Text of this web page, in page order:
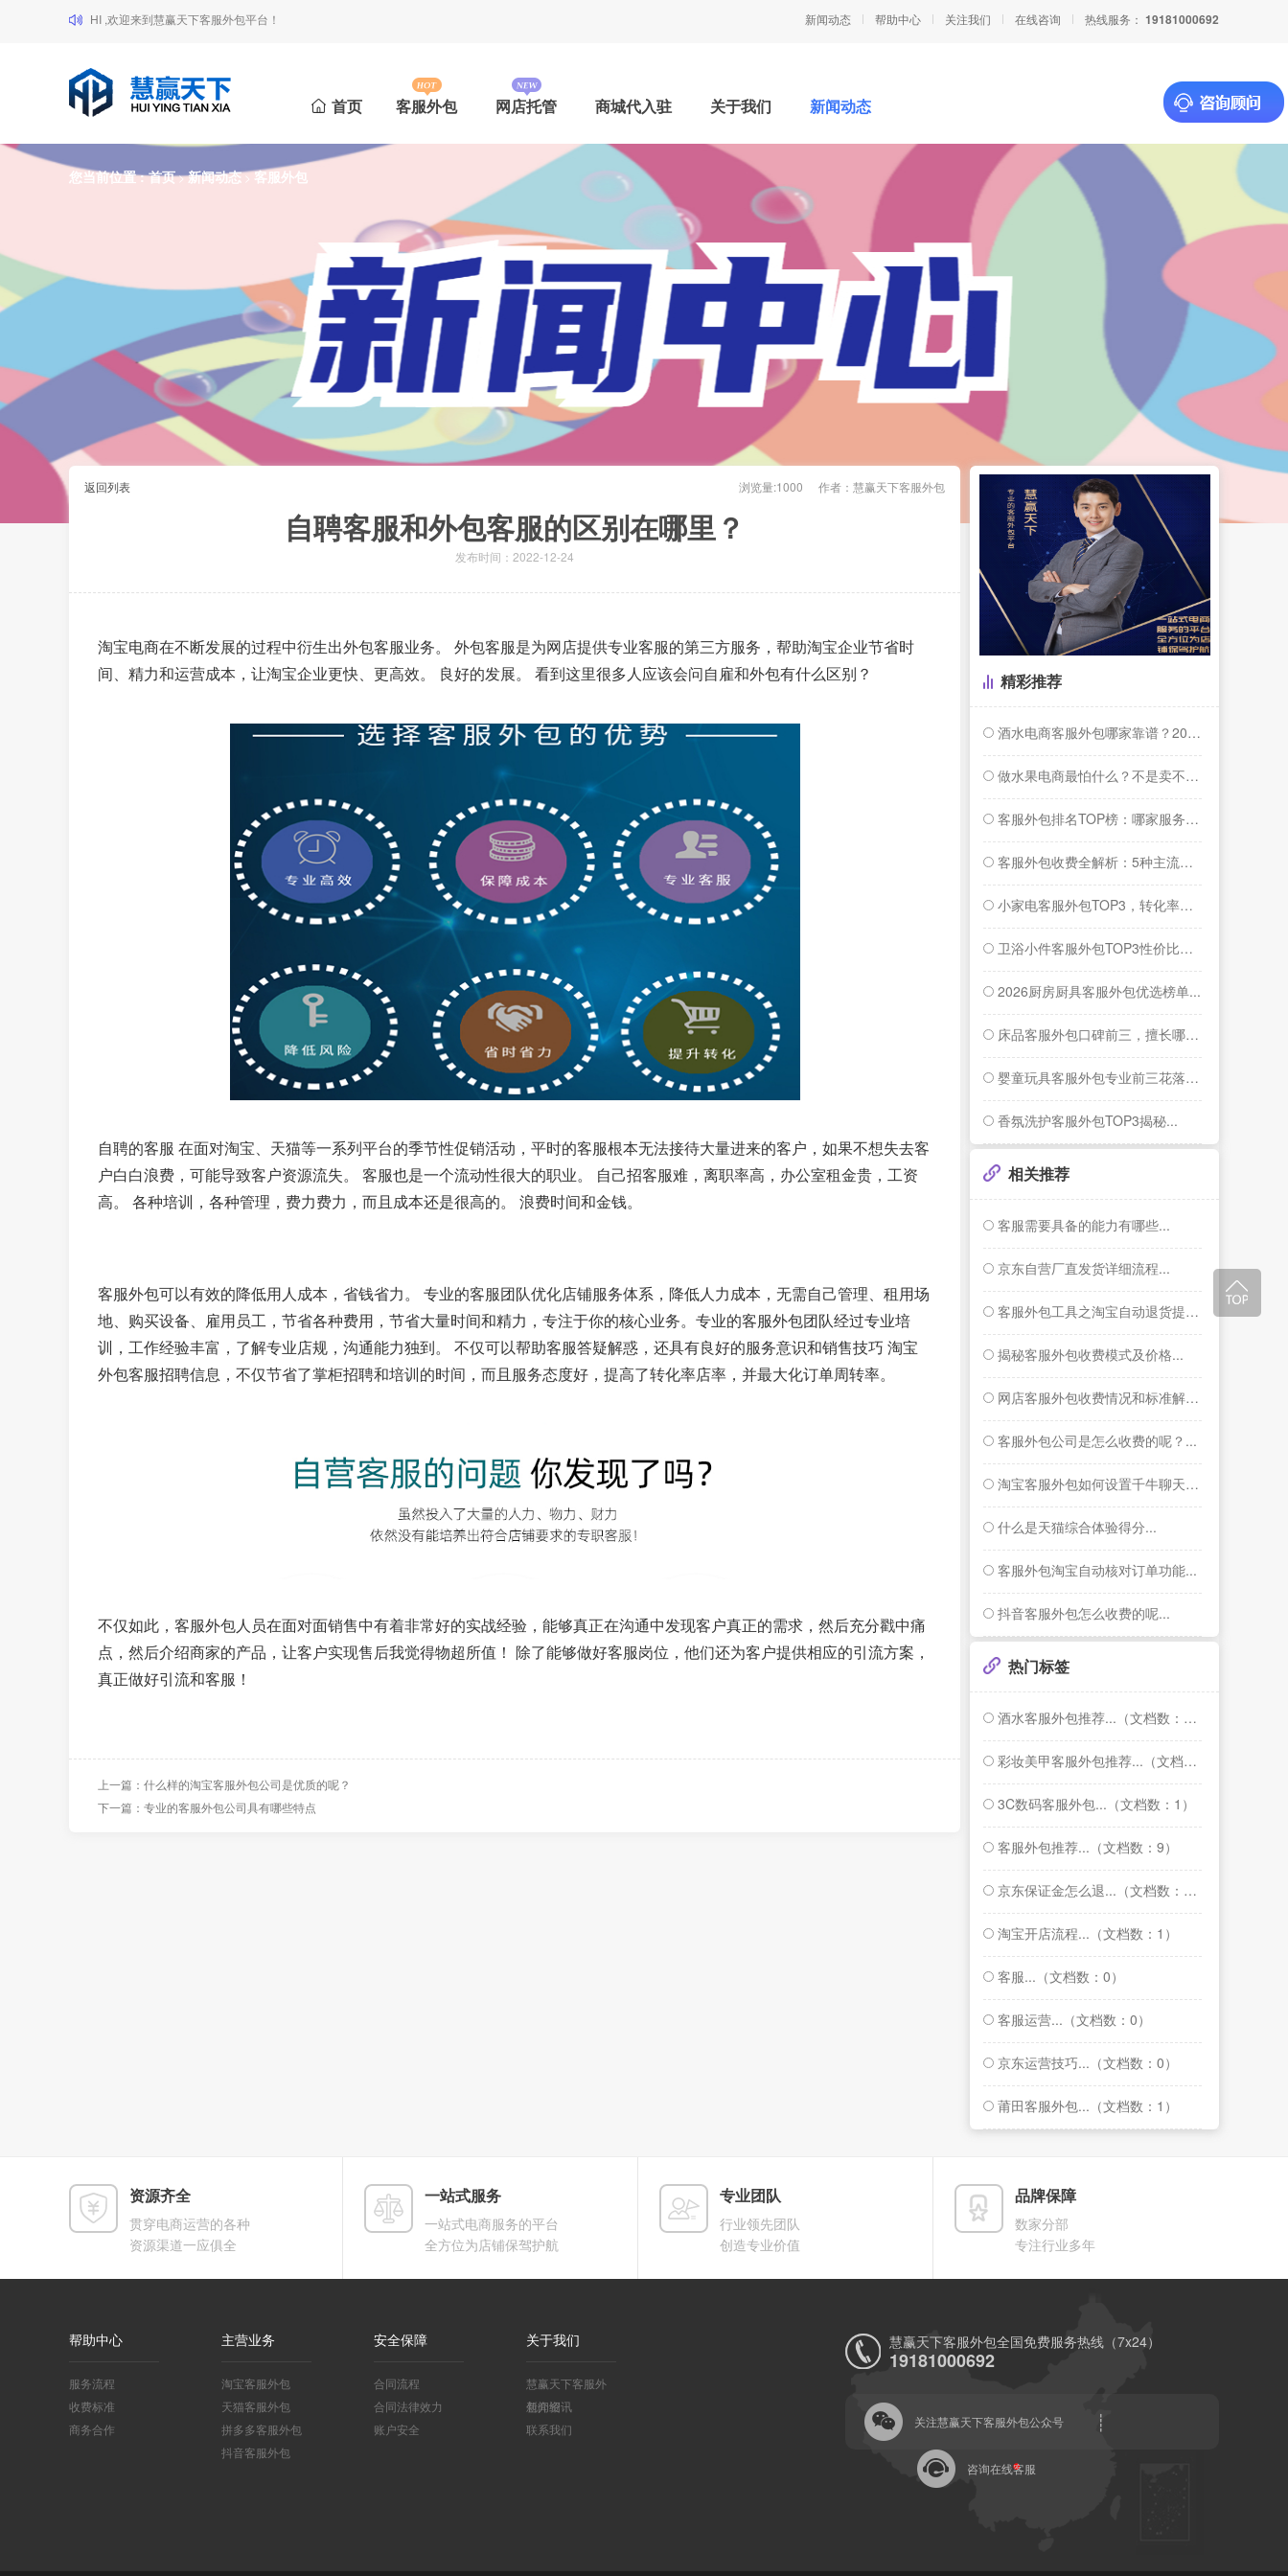
HI ,欢迎来到慧赢天下客服外包平台！ 新闻动态 帮助中心 关注我们 在线咨询 热线服务： 19181000692
首页 客服外包 网店托管 商城代入驻 关于我们 新闻动态
您当前位置 :首页>新闻动态>客服外包
返回列表 浏览量:1000 作者：慧赢天下客服外包
自聘客服和外包客服的区别在哪里？
发布时间：2022-12-24
淘宝电商在不断发展的过程中衍生出外包客服业务。 外包客服是为网店提供专业客服的第三方服务，帮助淘宝企业节省时
间、精力和运营成本，让淘宝企业更快、更高效。 良好的发展。 看到这里很多人应该会问自雇和外包有什么区别？
自聘的客服 在面对淘宝、天猫等一系列平台的季节性促销活动，平时的客服根本无法接待大量进来的客户，如果不想失去客
户白白浪费，可能导致客户资源流失。 客服也是一个流动性很大的职业。 自己招客服难，离职率高，办公室租金贵，工资
高。 各种培训，各种管理，费力费力，而且成本还是很高的。 浪费时间和金钱。
客服外包可以有效的降低用人成本，省钱省力。 专业的客服团队优化店铺服务体系，降低人力成本，无需自己管理、租用场
地、购买设备、雇用员工，节省各种费用，节省大量时间和精力，专注于你的核心业务。专业的客服外包团队经过专业培
训，工作经验丰富，了解专业店规，沟通能力独到。 不仅可以帮助客服答疑解惑，还具有良好的服务意识和销售技巧 淘宝
外包客服招聘信息，不仅节省了掌柜招聘和培训的时间，而且服务态度好，提高了转化率店率，并最大化订单周转率。
不仅如此，客服外包人员在面对面销售中有着非常好的实战经验，能够真正在沟通中发现客户真正的需求，然后充分戳中痛
点，然后介绍商家的产品，让客户实现售后我觉得物超所值！ 除了能够做好客服岗位，他们还为客户提供相应的引流方案，
真正做好引流和客服！
上一篇：什么样的淘宝客服外包公司是优质的呢？
下一篇：专业的客服外包公司具有哪些特点
精彩推荐
酒水电商客服外包哪家靠谱？2026年专业...
做水果电商最怕什么？不是卖不动，是卖爆了...
客服外包排名TOP榜：哪家服务商更懂你的...
客服外包收费全解析：5种主流模式与行业报...
小家电客服外包TOP3，转化率提升26%...
卫浴小件客服外包TOP3性价比揭秘...
2026厨房厨具客服外包优选榜单...
床品客服外包口碑前三，擅长哪些服务？...
婴童玩具客服外包专业前三花落谁家？...
香氛洗护客服外包TOP3揭秘...
相关推荐
客服需要具备的能力有哪些...
京东自营厂直发货详细流程...
客服外包工具之淘宝自动退货提醒功能...
揭秘客服外包收费模式及价格...
网店客服外包收费情况和标准解答...
客服外包公司是怎么收费的呢？...
淘宝客服外包如何设置千牛聊天窗口右侧的智...
什么是天猫综合体验得分...
客服外包淘宝自动核对订单功能...
抖音客服外包怎么收费的呢...
热门标签
酒水客服外包推荐...（文档数：1）
彩妆美甲客服外包推荐...（文档数：1）
3C数码客服外包...（文档数：1）
客服外包推荐...（文档数：9）
京东保证金怎么退...（文档数：1）
淘宝开店流程...（文档数：1）
客服...（文档数：0）
客服运营...（文档数：0）
京东运营技巧...（文档数：0）
莆田客服外包...（文档数：1）
资源齐全
贯穿电商运营的各种
资源渠道一应俱全
一站式服务
一站式电商服务的平台
全方位为店铺保驾护航
专业团队
行业领先团队
创造专业价值
品牌保障
数家分部
专注行业多年
帮助中心
服务流程
收费标准
商务合作
主营业务
淘宝客服外包
天猫客服外包
拼多多客服外包
抖音客服外包
安全保障
合同流程
合同法律效力
账户安全
关于我们
慧赢天下客服外
包介绍
新闻资讯
联系我们
慧赢天下客服外包全国免费服务热线（7x24）
19181000692
关注慧赢天下客服外包公众号
咨询在线客服